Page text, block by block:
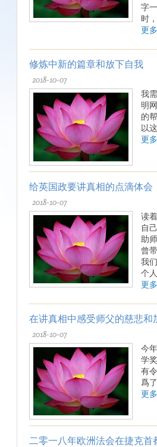
字
时
更
修炼中新的篇章和放下自我
2018-10-07
我
明
的
以
更
给英国政要讲真相的点滴体会
2018-10-07
读
自
助
曾
我
个
更
在讲真相中感受师父的慈悲和
2018-10-07
今
学
有
爲
更
二零一八年欧洲法会在捷克首